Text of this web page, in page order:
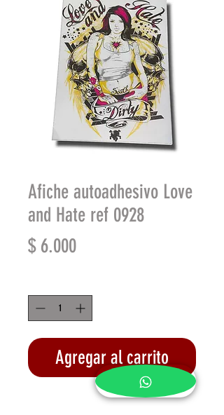
Afiche autoadhesivo Love
and Hate ref 0928
$ 6.000Precio
Agregar al carrito
Realizar compra